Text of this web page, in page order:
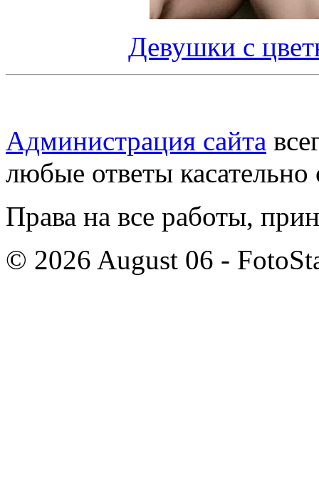
Девушки с
Администрация сайта
любые ответы касательно
Права на все работы,
© 2026 August 06 -